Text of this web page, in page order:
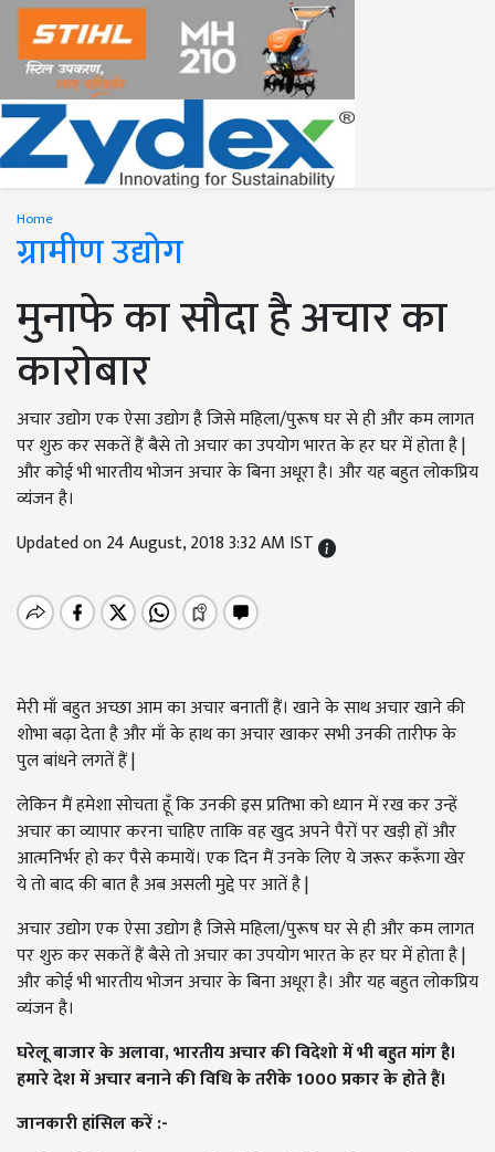
Home
ग्रामीण उद्योग
मुनाफे का सौदा है अचार का
कारोबार
अचार उद्योग एक ऐसा उद्योग है जिसे महिला/पुरूष घर से ही और कम लागत
पर शुरु कर सकतें हैं बैसे तो अचार का उपयोग भारत के हर घर में होता है |
और कोई भी भारतीय भोजन अचार के बिना अधूरा है। और यह बहुत लोकप्रिय
व्यंजन है।
Updated on 24 August, 2018 3:32 AM IST
मेरी माँ बहुत अच्छा आम का अचार बनातीं हैं। खाने के साथ अचार खाने की
शोभा बढ़ा देता है और माँ के हाथ का अचार खाकर सभी उनकी तारीफ के
पुल बांधने लगतें हैं |
लेकिन मैं हमेशा सोचता हूँ कि उनकी इस प्रतिभा को ध्यान में रख कर उन्हें
अचार का व्यापार करना चाहिए ताकि वह खुद अपने पैरों पर खड़ी हों और
आत्मनिर्भर हो कर पैसे कमायें। एक दिन मैं उनके लिए ये जरूर करूँगा खेर
ये तो बाद की बात है अब असली मुद्दे पर आतें है |
अचार उद्योग एक ऐसा उद्योग है जिसे महिला/पुरूष घर से ही और कम लागत
पर शुरु कर सकतें हैं बैसे तो अचार का उपयोग भारत के हर घर में होता है |
और कोई भी भारतीय भोजन अचार के बिना अधूरा है। और यह बहुत लोकप्रिय
व्यंजन है।
घरेलू बाजार के अलावा,भारतीय अचार की विदेशो में भी बहुत मांग है।
हमारे देश में अचार बनाने की विधि के तरीके 1000प्रकार के होते हैं।
जानकारी हांसिल करें :-